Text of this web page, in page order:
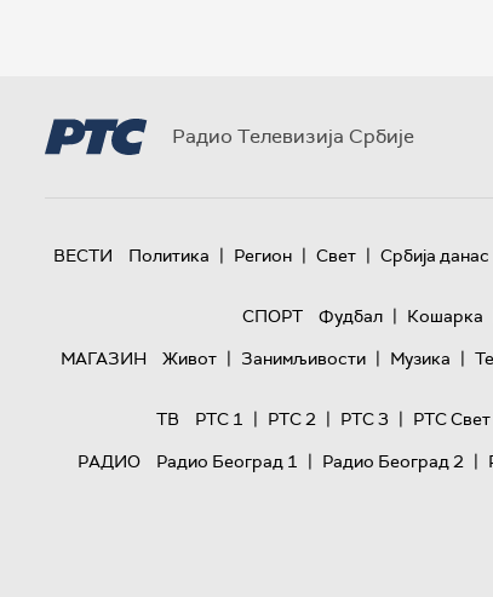
Радио Телевизија Србије
ВЕСТИ Политика | Регион | Свет | Србија данас
СПОРТ
Фудбал | Кошарка
МАГАЗИН
Живот | Занимљивости | Музика |
ТВ
РТС 1 | РТС 2 | РТС 3 | РТС Свет
РАДИО
Радио Београд 1 | Радио Београд 2 |